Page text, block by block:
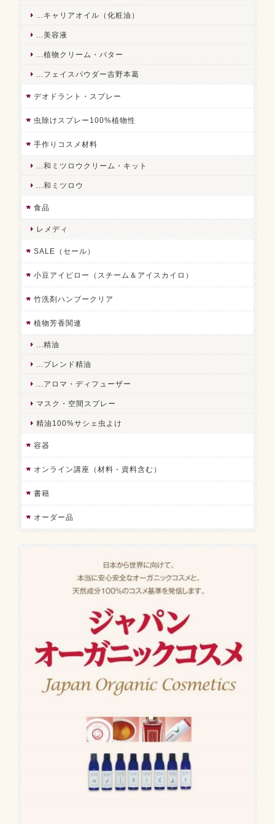
...キャリアオイル（化粧油）
...美容液
...植物クリーム・バター
...フェイスパウダー吉野本葛
デオドラント・スプレー
虫除けスプレー100%植物性
手作りコスメ材料
...和ミツロウクリーム・キット
...和ミツロウ
食品
レメディ
SALE（セール）
小豆アイピロー（スチーム＆アイスカイロ）
竹洗剤ハンブークリア
植物芳香関連
...精油
...ブレンド精油
...アロマ・ディフューザー
マスク・空間スプレー
精油100%サシェ虫よけ
容器
オンライン講座（材料・資料含む）
書籍
オーダー品